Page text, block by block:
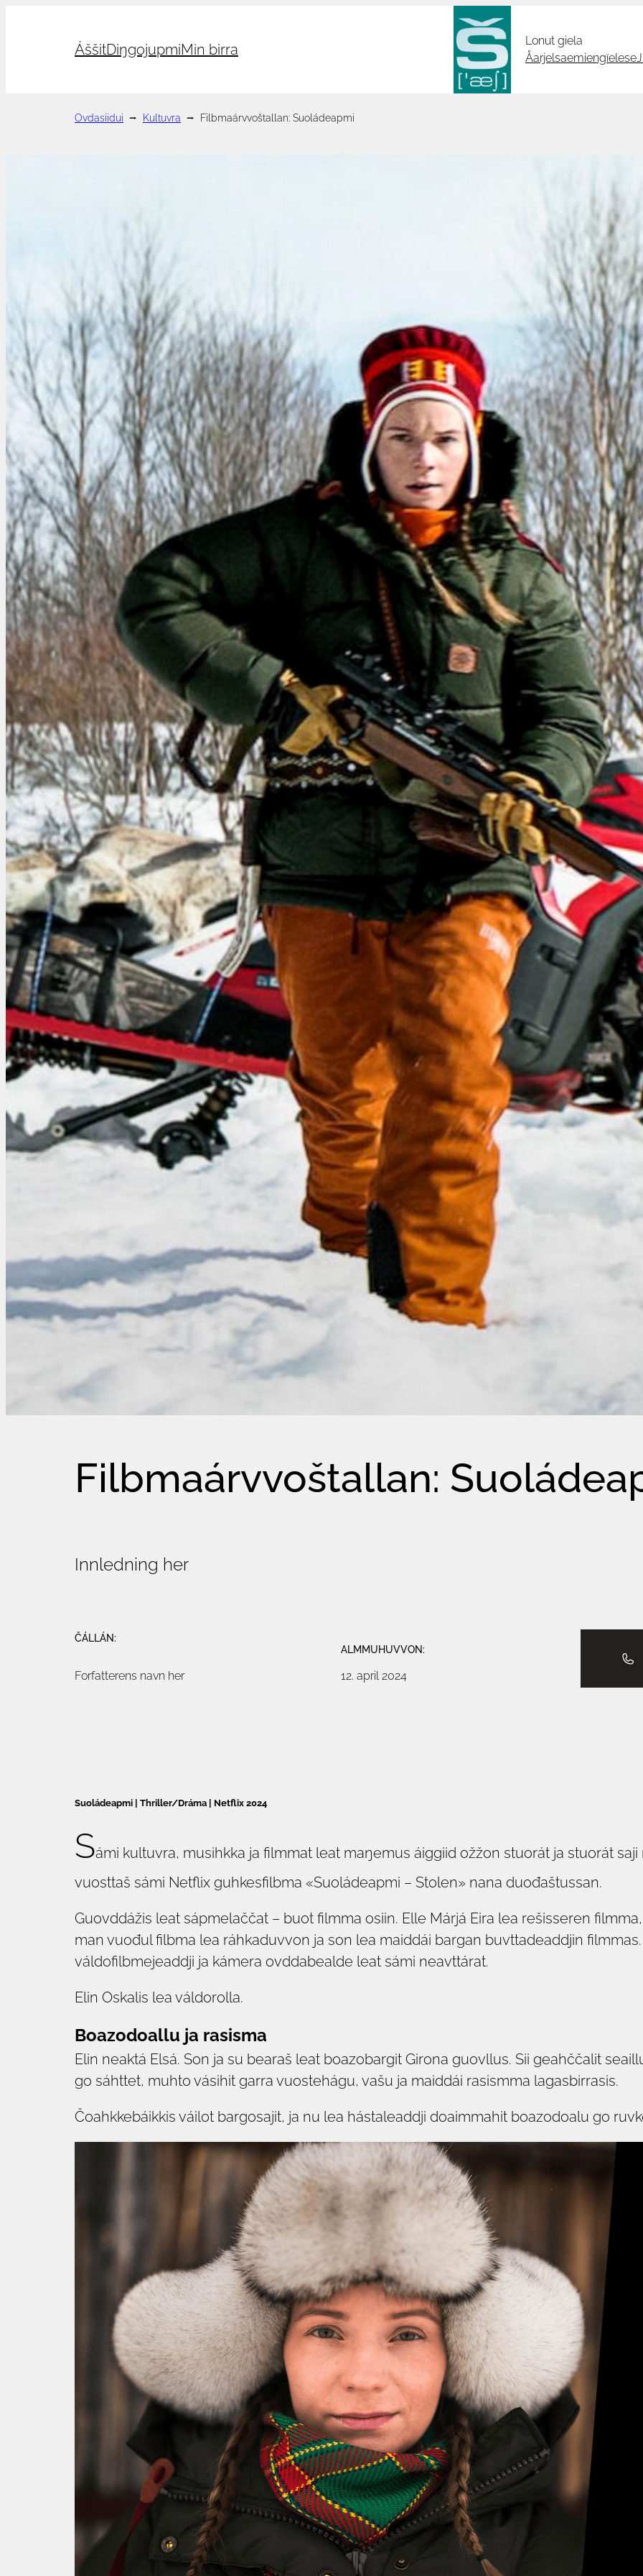
ÁššitDiŋgojupmiMin birra
Lonut giela
Åarjelsaemiengïelese
Ovdasiidui ⭢ Kultuvra ⭢ Filbmaárvvoštallan: Suoládeapmi
Filbmaárvvoštallan:
Innledning her
ČÁLLÁN:
Forfatterens navn her
ALMMUHUVVON:
12. april 2024
Suoládeapmi | Thriller/Dráma | Netflix 2024
Sámi kultuvra, musihkka ja filmmat leat maŋemus áiggiid ožžon stuorát ja stuorát
vuosttaš sámi Netflix guhkesfilbma «Suoládeapmi – Stolen» nana duođaštussan.
Guovddážis leat sápmelaččat – buot filmma osiin. Elle Márjá Eira lea rešisseren
man vuođul filbma lea ráhkaduvvon ja son lea maiddái bargan buvttadeaddjin
váldofilbmejeaddji ja kámera ovddabealde leat sámi neavttárat.
Elin Oskalis lea váldorolla.
Boazodoallu ja rasisma
Elin neaktá Elsá. Son ja su bearaš leat boazobargit Girona guovllus. Sii geahččalit
go sáhttet, muhto vásihit garra vuostehágu, vašu ja maiddái rasismma lagasbirrasis.
Čoahkkebáikkis váilot bargosajit, ja nu lea hástaleaddji doaimmahit boazodoalu go